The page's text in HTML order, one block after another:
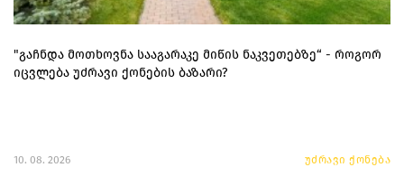
"გაჩნდა მოთხოვნა სააგარაკე მიწის ნაკვეთებზე“ - როგორ
იცვლება უძრავი ქონების ბაზარი?
10. 08. 2026 უძრავი ქონება